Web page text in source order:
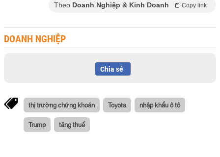
Theo Doanh Nghiệp & Kinh Doanh Copy link
DOANH NGHIỆP
Chia sẻ
thị trường chứng khoán Toyota nhập khẩu ô tô
Trump tăng thuế